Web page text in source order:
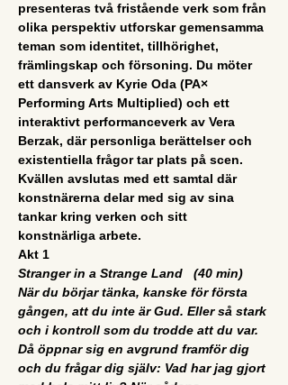
presenteras två fristående verk som från
olika perspektiv utforskar gemensamma
teman som identitet, tillhörighet,
främlingskap och försoning. Du möter
ett dansverk av Kyrie Oda (PA×
Performing Arts Multiplied) och ett
interaktivt performanceverk av Vera
Berzak, där personliga berättelser och
existentiella frågor tar plats på scen.
Kvällen avslutas med ett samtal där
konstnärerna delar med sig av sina
tankar kring verken och sitt
konstnärliga arbete.
Akt 1
Stranger in a Strange Land   (40 min)
När du börjar tänka, kanske för första
gången, att du inte är Gud. Eller så stark
och i kontroll som du trodde att du var.
Då öppnar sig en avgrund framför dig
och du frågar dig själv: Vad har jag gjort